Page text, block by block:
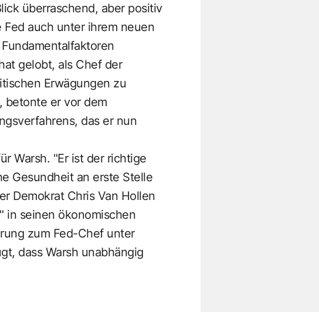
überraschend, aber positiv
auch unter ihrem neuen
gelobt, als Chef der
Erwägungen zu
betonte er vor dem
das er nun
Warsh. "Er ist der richtige
Gesundheit an erste Stelle
Demokrat Chris Van Hollen
in seinen ökonomischen
zum Fed-Chef unter
dass Warsh unabhängig